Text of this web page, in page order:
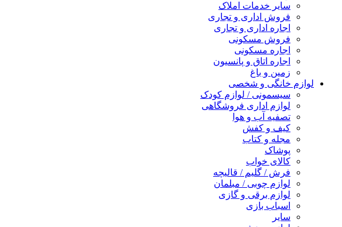
سایر خدمات املاک
فروش اداری و تجاری
اجاره اداری و تجاری
فروش مسکونی
اجاره مسکونی
اجاره اتاق و پانسیون
زمین و باغ
لوازم خانگی و شخصی
سیسمونی / لوازم کودک
لوازم اداری فروشگاهی
تصفیه آب و هوا
کیف و کفش
مجله و کتاب
پوشاک
کالای خواب
فرش / گلیم / قالیچه
لوازم چوبی / مبلمان
لوازم برقی و گازی
اسباب بازی
سایر